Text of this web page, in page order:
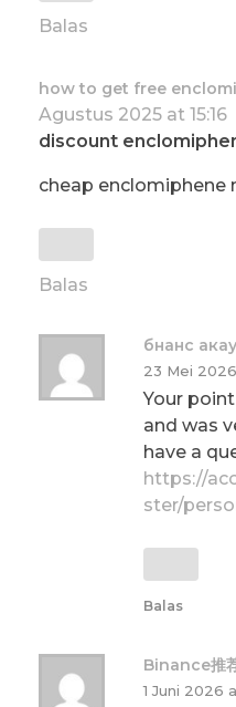
Balas
how to get free
Agustus 2025 at 15:16
discount
cheap enclomiphene
Balas
бнанс
23 Mei 2026
Your
and was
have a
https://
ster/
Balas
Binance推
1 Juni 2026